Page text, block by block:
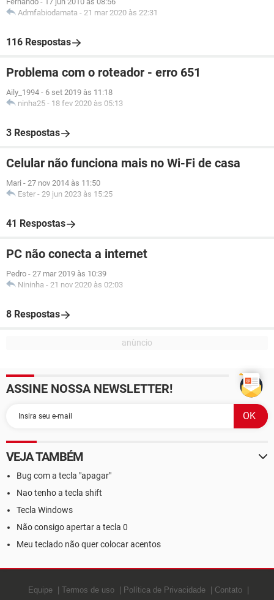
Admfabiodamata - 21 mar 2020 às 22:31
116 Respostas
Problema com o roteador - erro 651
Aily_1994 - 6 set 2019 às 11:18
ninha25 - 18 fev 2020 às 05:13
3 Respostas
Celular não funciona mais no Wi-Fi de casa
Mari - 27 nov 2014 às 11:50
Ester - 29 jun 2023 às 15:25
41 Respostas
PC não conecta a internet
Pedro - 27 mar 2019 às 10:39
Nininha - 21 nov 2020 às 02:03
8 Respostas
ASSINE NOSSA NEWSLETTER!
VEJA TAMBÉM
Bug com a tecla "apagar"
Nao tenho a tecla shift
Tecla Windows
Não consigo apertar a tecla 0
Meu teclado não quer colocar acentos
Equipe Termos de uso Política de Privacidade Contato